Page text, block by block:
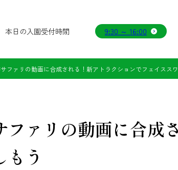
本日の入園受付時間 9:30 ～ 16:00
ファリの動画に合成される！新アトラクションでフェイスス
ファリの動画に合成
もう